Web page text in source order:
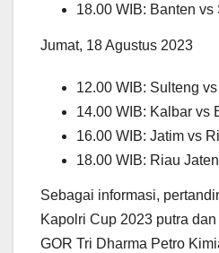
18.00 WIB: Banten vs
Jumat, 18 Agustus 2023
12.00 WIB: Sulteng
14.00 WIB: Kalbar vs
16.00 WIB: Jatim vs
18.00 WIB: Riau
Sebagai informasi,
Kapolri Cup 2023 putra
GOR Tri Dharma Petro